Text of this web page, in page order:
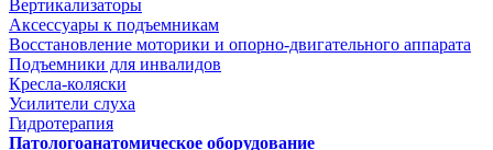
Вертикализаторы
Аксессуары к подъемникам
Восстановление моторики и опорно-двигательного аппарата
Подъемники для инвалидов
Кресла-коляски
Усилители слуха
Гидротерапия
Патологоанатомическое оборудование